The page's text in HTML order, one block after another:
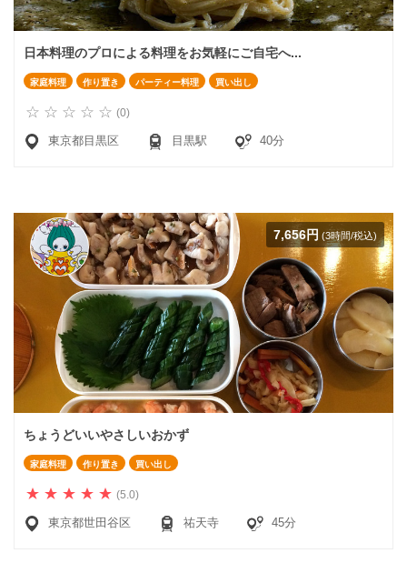
日本料理のプロによる料理をお気軽にご自宅へ...
家庭料理 作り置き パーティー料理 買い出し
(0)
東京都目黒区 目黒駅 40分
7,656円 (3時間/税込)
ちょうどいいやさしいおかず
家庭料理 作り置き 買い出し
(5.0)
東京都世田谷区 祐天寺 45分